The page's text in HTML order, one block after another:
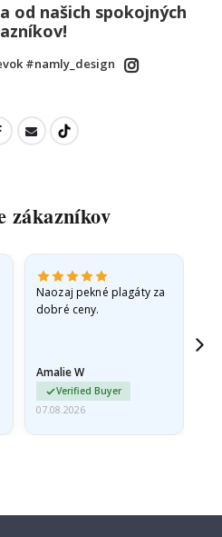
od našich spokojných
#namly_design
zákazníkov
Naozaj pekné plagáty za
dobré ceny.
Amalie W
Verified Buyer
07.08.2026